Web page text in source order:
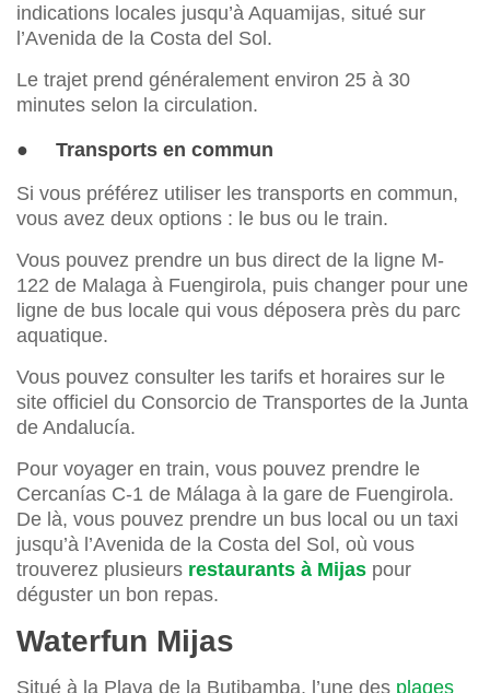
indications locales jusqu’à Aquamijas, situé sur
l’Avenida de la Costa del Sol.
Le trajet prend généralement environ 25 à 30
minutes selon la circulation.
● Transports en commun
Si vous préférez utiliser les transports en commun,
vous avez deux options : le bus ou le train.
Vous pouvez prendre un bus direct de la ligne M-
122 de Malaga à Fuengirola, puis changer pour une
ligne de bus locale qui vous déposera près du parc
aquatique.
Vous pouvez consulter les tarifs et horaires sur le
site officiel du Consorcio de Transportes de la Junta
de Andalucía.
Pour voyager en train, vous pouvez prendre le
Cercanías C-1 de Málaga à la gare de Fuengirola.
De là, vous pouvez prendre un bus local ou un taxi
jusqu’à l’Avenida de la Costa del Sol, où vous
trouverez plusieurs restaurants à Mijas pour
déguster un bon repas.
Waterfun Mijas
Situé à la Playa de la Butibamba, l’une des plages